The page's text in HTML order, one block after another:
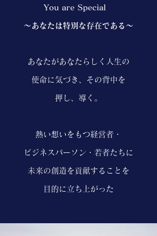
You are Special
〜あなたは特別な存在である〜
あなたがあなたらしく人生の
使命に気づき、 その背中を
押し、 導く。
熱い想いをもつ経営者・
ビジネスパーソン・若者たちに
未来の創造を貢献することを
目的に立ち上がった